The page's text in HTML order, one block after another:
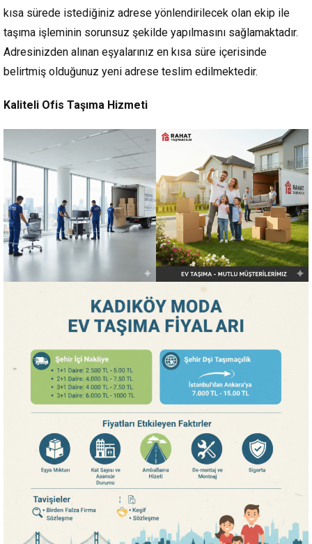
kısa sürede istediğiniz adrese yönlendirilecek olan ekip ile
taşıma işleminin sorunsuz şekilde yapılmasını sağlamaktadır.
Adresinizden alınan eşyalarınız en kısa süre içerisinde
belirtmiş olduğunuz yeni adrese teslim edilmektedir.
Kaliteli Ofis Taşıma Hizmeti